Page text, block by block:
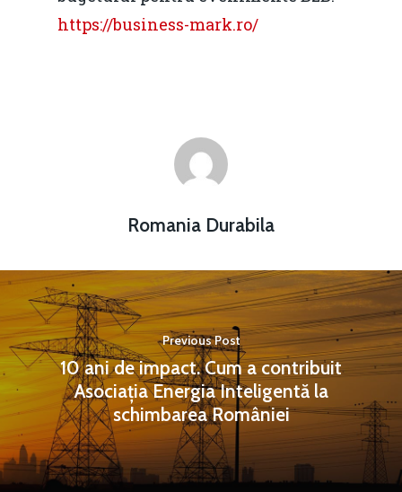
https://business-mark.ro/
Romania Durabila
Previous Post
10 ani de impact. Cum a contribuit
Asociația Energia Inteligentă la
schimbarea României